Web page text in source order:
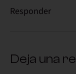
Responder
Deja una